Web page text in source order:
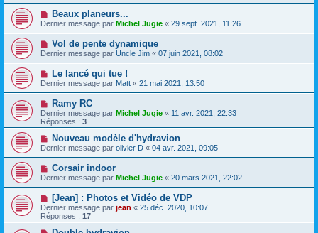
Beaux planeurs...
Dernier message par Michel Jugie « 29 sept. 2021, 11:26
Vol de pente dynamique
Dernier message par Uncle Jim « 07 juin 2021, 08:02
Le lancé qui tue !
Dernier message par Matt « 21 mai 2021, 13:50
Ramy RC
Dernier message par Michel Jugie « 11 avr. 2021, 22:33
Réponses : 3
Nouveau modèle d'hydravion
Dernier message par olivier D « 04 avr. 2021, 09:05
Corsair indoor
Dernier message par Michel Jugie « 20 mars 2021, 22:02
[Jean] : Photos et Vidéo de VDP
Dernier message par jean « 25 déc. 2020, 10:07
Réponses : 17